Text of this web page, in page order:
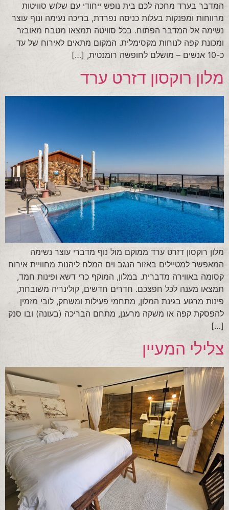
המדבר בערד מחכה לכם בית נופש ייחודי עם שלוש סוויטות
מרווחות ומפנקות בעלות כניסה נפרדת, בריכה נעימה ונוף עוצר
נשימה אל המדבר הפתוח. בכל סוויטה תמצאו מטבח מאובזר
ומכונת קפה לנוחות מקסימלית. המקום מתאים לאירוח של עד
כ-10 אנשים – מושלם לחופשה רומנטית, […]
מלון רוקסון דזרט ערד
מלון רוקסון דזרט ערד ממוקם מול נוף מדברי עוצר נשימה
המאפשר למטיילים באזור הנגב וים המלח ליהנות מחוויית אירוח
קסומה באווירה מדברית. במלון, המוקף כרי דשא ופינות חמד,
תמצאו מענה לכל חפצכם. חדרים חדשים, קולינריה משובחת,
פינות מרגוע בגינת המלון, מתחמי פעילות ומשחק, לובי מזמין
להפסקת קפה או משקה מרענן, מתחם הבריכה (בעונה) ובו סנק
[…]
צלילי המעיין